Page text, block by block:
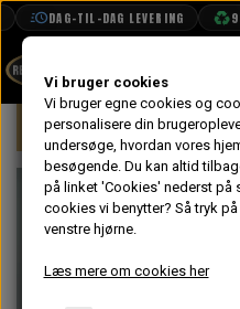
DAG-TIL-DAG LEVERING
BOOK TID
PROJEKTER
TEKNISK DATA
Forside Mini
Vi bruger cookies
Vi bruger egne cookies og
personalisere din
undersøge, hvordan vores
besøgende. Du kan altid
på linket 'Cookies' nederst på
cookies vi benytter? Så tryk
venstre hjørne.
Læs mere om cookies her